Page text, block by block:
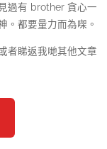
過有 brother 貪心一
。都要量力而為㗎。
者睇返我哋其他文章